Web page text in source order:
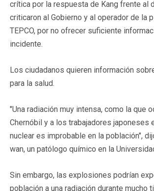
crítica por la respuesta de Kang frente al
criticaron al Gobierno y al operador de la
TEPCO, por no ofrecer suficiente
incidente.
Los ciudadanos quieren información
para la salud.
"Una radiación muy intensa, como la que
Chernóbil y a los trabajadores japoneses
nuclear es improbable en la población",
wan, un patólogo químico en la
Sin embargo, las explosiones podrían
población a una radiación durante mucho